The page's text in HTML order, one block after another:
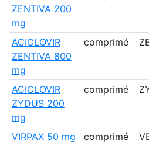
ZENTIVA 200
mg
ACICLOVIR
ZENTIVA 800
mg
comprimé
ACICLOVIR
ZYDUS 200
mg
comprimé
VIRPAX 50 mg
comprimé